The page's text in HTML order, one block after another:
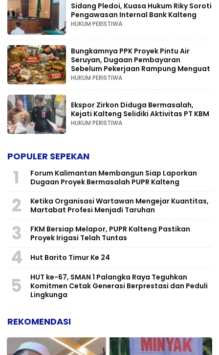
Sidang Pledoi, Kuasa Hukum Riky Soroti
Pengawasan Internal Bank Kalteng
HUKUM PERISTIWA
Bungkamnya PPK Proyek Pintu Air
Seruyan, Dugaan Pembayaran
Sebelum Pekerjaan Rampung Menguat
HUKUM PERISTIWA
Ekspor Zirkon Diduga Bermasalah,
Kejati Kalteng Selidiki Aktivitas PT KBM
HUKUM PERISTIWA
POPULER SEPEKAN
1
Forum Kalimantan Membangun Siap Laporkan
Dugaan Proyek Bermasalah PUPR Kalteng
2
Ketika Organisasi Wartawan Mengejar Kuantitas,
Martabat Profesi Menjadi Taruhan
3
FKM Bersiap Melapor, PUPR Kalteng Pastikan
Proyek Irigasi Telah Tuntas
4 Hut Barito Timur Ke 24
5
HUT ke-67, SMAN 1 Palangka Raya Teguhkan
Komitmen Cetak Generasi Berprestasi dan Peduli
Lingkunga
REKOMENDASI